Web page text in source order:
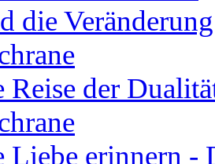
die
Reise der
Liebe erinnern -